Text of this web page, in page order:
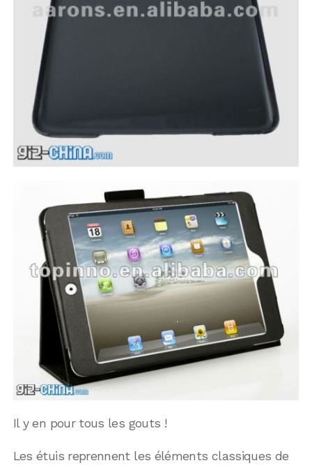
Il y en pour tous les gouts !
Les étuis reprennent les éléments classiques de